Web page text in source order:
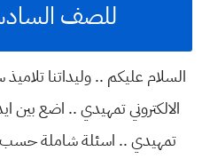
للصف
السلام عليكم .. وليداتنا
الالكتروني تمهيدي .. اضع بين
تمهيدي .. اسئلة شاملة حسب